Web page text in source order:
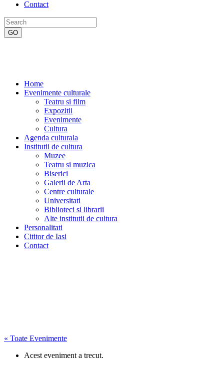
Contact
Home
Evenimente culturale
Teatru si film
Expozitii
Evenimente
Cultura
Agenda culturala
Institutii de cultura
Muzee
Teatru si muzica
Biserici
Galerii de Arta
Centre culturale
Universitati
Biblioteci si librarii
Alte institutii de cultura
Personalitati
Cititor de Iasi
Contact
« Toate Evenimente
Acest eveniment a trecut.